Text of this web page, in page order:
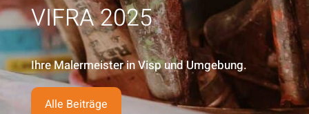
VIFRA 2025
Ihre Malermeister in Visp und Umgebung.
Alle Beiträge